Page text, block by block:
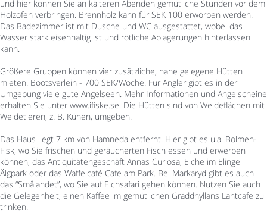
und hier können Sie an kälteren Abenden gemütliche Stunden vor dem
Holzofen verbringen. Brennholz kann für SEK 100 erworben werden.
Das Badezimmer ist mit Dusche und WC ausgestattet, wobei das
Wasser stark eisenhaltig ist und rötliche Ablagerungen hinterlassen
kann.
Größere Gruppen können vier zusätzliche, nahe gelegene Hütten
mieten. Bootsverleih - 700 SEK/Woche. Für Angler gibt es in der
Umgebung viele gute Angelseen. Mehr Informationen und Angelscheine
erhalten Sie unter www.ifiske.se. Die Hütten sind von Weideflächen mit
Weidetieren, z. B. Kühen, umgeben.
Das Haus liegt 7 km von Hamneda entfernt. Hier gibt es u.a. Bolmen-
Fisk, wo Sie frischen und geräucherten Fisch essen und erwerben
können, das Antiquitätengeschäft Annas Curiosa, Elche im Elinge
Älgpark oder das Waffelcafé Cafe am Park. Bei Markaryd gibt es auch
das “Smålandet”, wo Sie auf Elchsafari gehen können. Nutzen Sie auch
die Gelegenheit, einen Kaffee im gemütlichen Gräddhyllans Lantcafe zu
trinken.